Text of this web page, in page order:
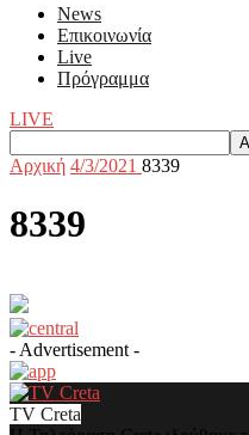
News
Επικοινωνία
Live
Πρόγραμμα
LIVE
Αρχική 4/3/2021 8339
8339
- Advertisement -
TV Creta